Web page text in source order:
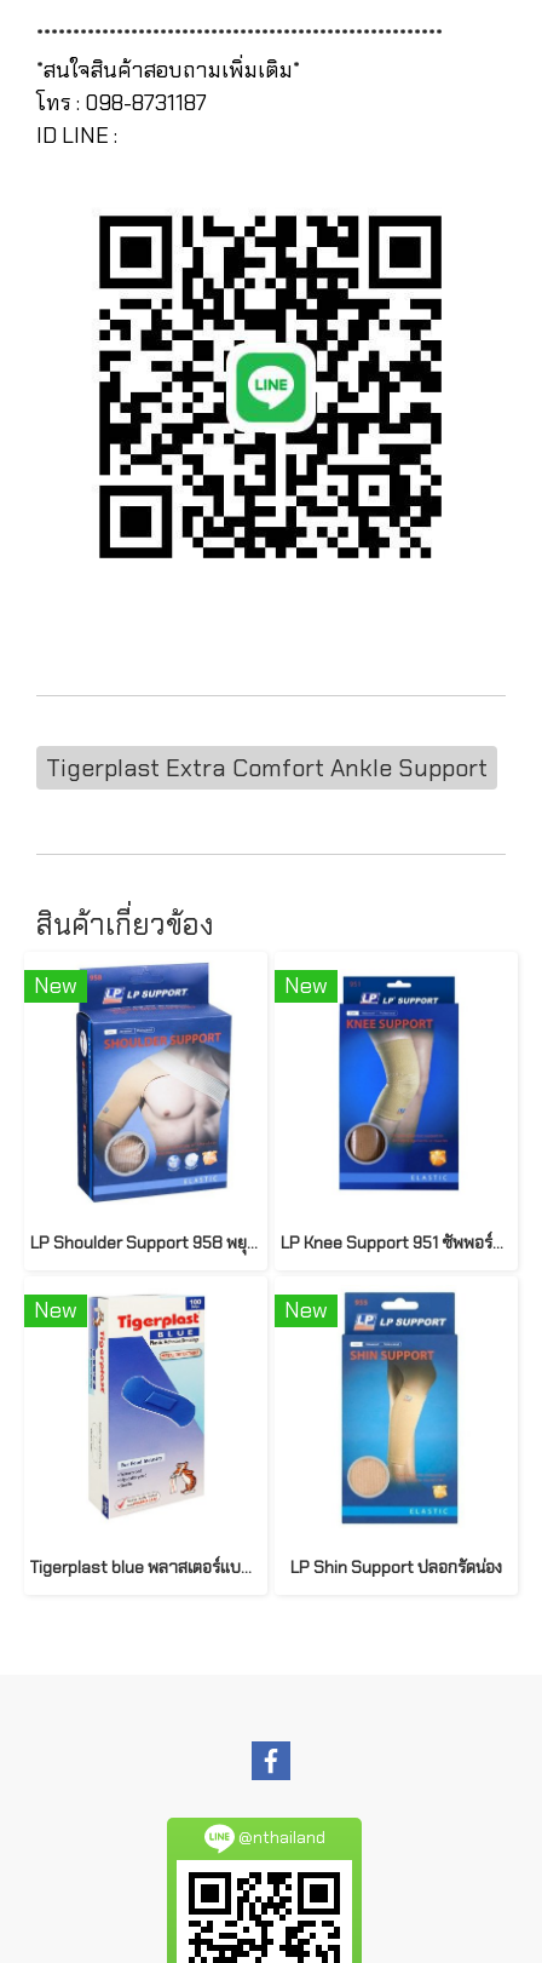
********************************************************
*สนใจสินค้าสอบถามเพิ่มเติม*
โทร : 098-8731187
ID LINE :
Tigerplast Extra Comfort Ankle Support
สินค้าเกี่ยวข้อง
New
LP Shoulder Support 958 พยุงไหล่
New
LP Knee Support 951 ซัพพอร์ทเข่า ที่รัดเข่า ผ้ารัดเข่า ปลอกเข่า ปลอกขา
New
Tigerplast blue พลาสเตอร์แบบตรวจจับโลหะ (100แผ่น/กล่อง)
New
LP Shin Support ปลอกรัดน่อง
@nthailand